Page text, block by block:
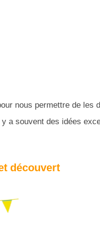
nous permettre de les
a souvent des idées
découvert